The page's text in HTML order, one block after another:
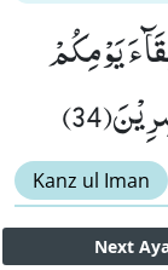
یَوْمِكُمْ
Kanz ul Iman
Next